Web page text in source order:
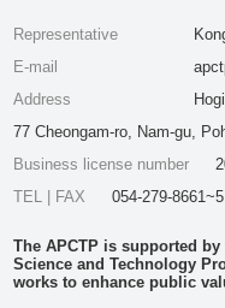
Representative
E-mail
Address
77 Cheongam-ro, Nam-gu,
Business license number
TEL | FAX
054-279-
The APCTP is supported
Science and Technology
works to enhance public